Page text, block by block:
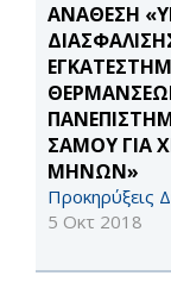
ΑΝΑΘΕΣΗ
ΣΑΜΟΥ ΓΙΑ
ΜΗΝΩΝ»
Προκηρύξεις
5 Οκτ 2018